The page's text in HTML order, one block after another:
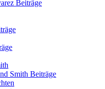
Beiträge
Smith Beiträge